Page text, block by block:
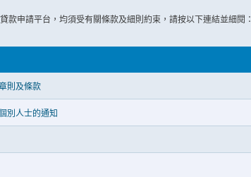
款申請平台，均須受有關條款及細則約束，請按以下連結並細閱：
則及條款
別人士的通知